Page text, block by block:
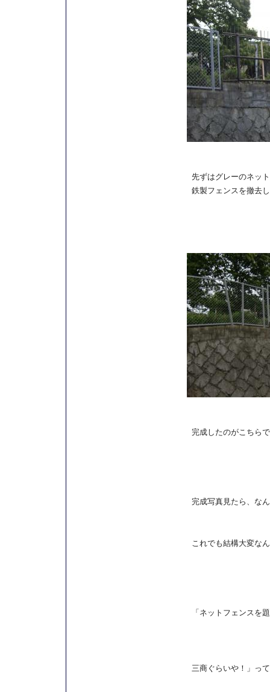
先ずはグレーのネッ
鉄製フェンスを撤去
完成したのがこちら
完成写真見たら、な
これでも結構大変な
「ネットフェンスを
三商ぐらいや！」っ